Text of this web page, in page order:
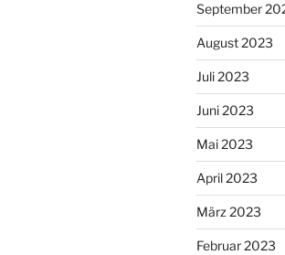
September
August 2023
Juli 2023
Juni 2023
Mai 2023
April 2023
März 2023
Februar 2023